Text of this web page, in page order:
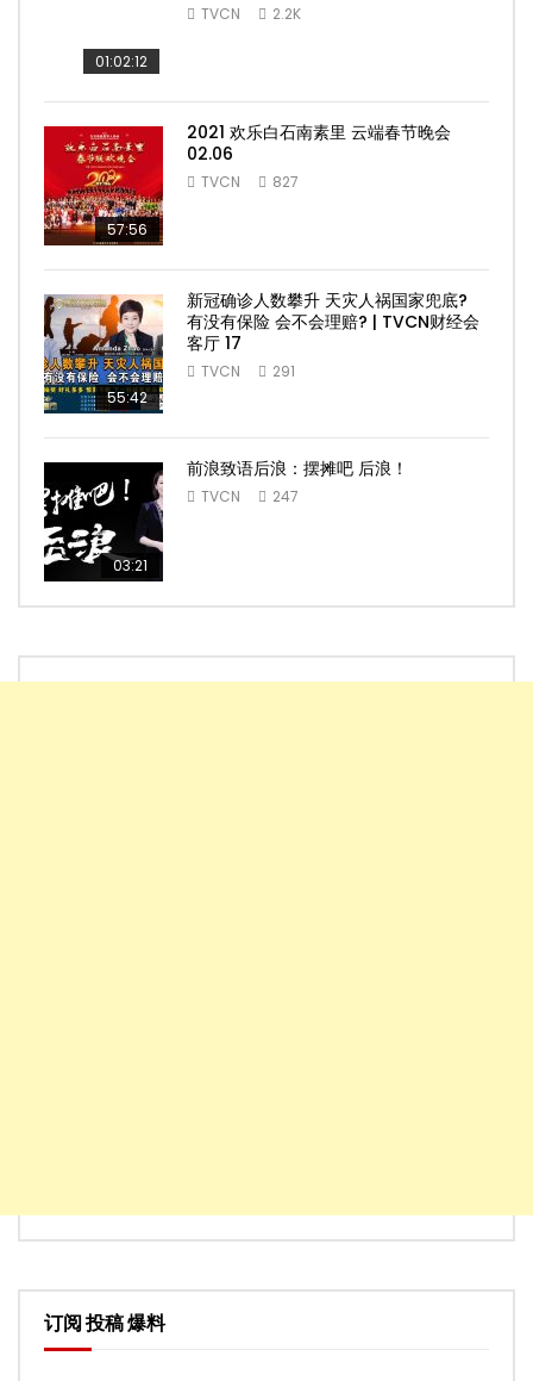
01:02:12
TVCN 2.2K
57:56
2021 欢乐白石南素里 云端春节晚会
02.06
TVCN 827
55:42
新冠确诊人数攀升 天灾人祸国家兜底?
有没有保险 会不会理赔? | TVCN财经会
客厅 17
TVCN 291
03:21
前浪致语后浪：摆摊吧 后浪！
TVCN 247
订阅 投稿 爆料